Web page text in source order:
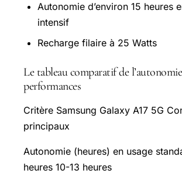
Autonomie d’environ 15 heures
intensif
Recharge filaire à 25 Watts
Le tableau comparatif de
performances
Critère Samsung Galaxy A17 5G
principaux
Autonomie (heures) en usage
heures 10-13 heures